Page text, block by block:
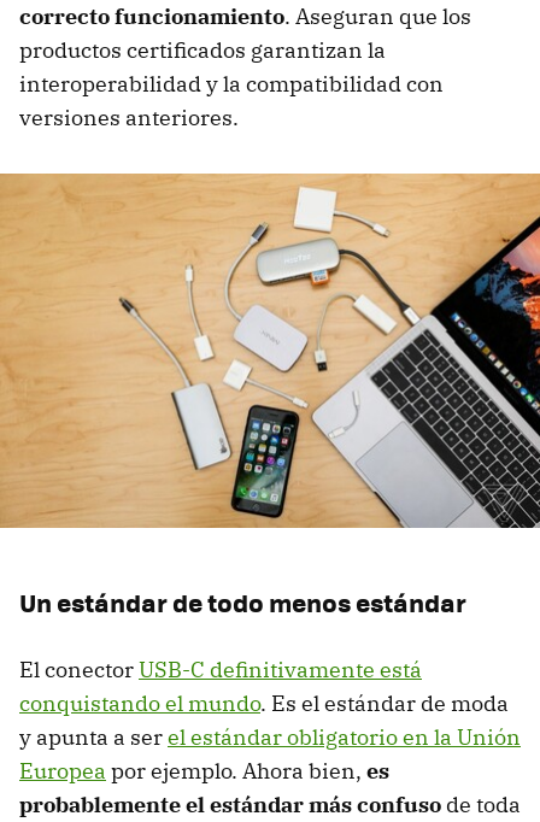
correcto funcionamiento. Aseguran que los
productos certificados garantizan la
interoperabilidad y la compatibilidad con
versiones anteriores.
Un estándar de todo menos estándar
El conectorUSB-C definitivamente está
conquistando el mundo. Es el estándar de moda
y apunta a serel estándar obligatorio en la Unión
Europea por ejemplo. Ahora bien, es
probablemente el estándar más confuso de toda